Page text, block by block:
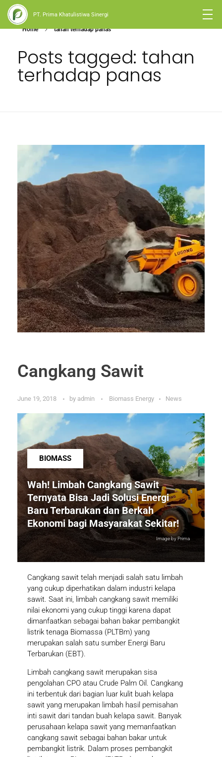
PT. Prima Khatulistiwa Sinergi
Home tahan terhadap panas
Posts tagged: tahan
terhadap panas
Cangkang Sawit
June 19, 2018 by admin Biomass Energy News
BIOMASS
Wah! Limbah Cangkang Sawit
Ternyata Bisa Jadi Solusi Energi
Baru Terbarukan dan Berkah
Ekonomi bagi Masyarakat Sekitar!
Image by Prima
Cangkang sawit telah menjadi salah satu limbah
yang cukup diperhatikan dalam industri kelapa
sawit. Saat ini, limbah cangkang sawit memiliki
nilai ekonomi yang cukup tinggi karena dapat
dimanfaatkan sebagai bahan bakar pembangkit
listrik tenaga Biomassa (PLTBm) yang
merupakan salah satu sumber Energi Baru
Terbarukan (EBT).
Limbah cangkang sawit merupakan sisa
pengolahan CPO atau Crude Palm Oil. Cangkang
ini terbentuk dari bagian luar kulit buah kelapa
sawit yang merupakan limbah hasil pemisahan
inti sawit dari tandan buah kelapa sawit. Banyak
perusahaan kelapa sawit yang memanfaatkan
cangkang sawit sebagai bahan bakar untuk
pembangkit listrik. Dalam proses pembangkit